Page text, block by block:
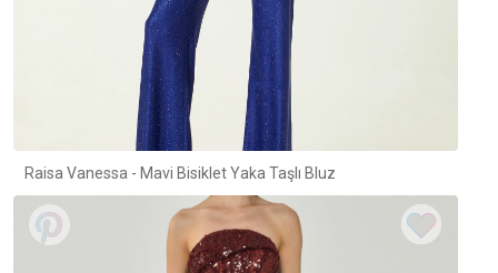
Raisa Vanessa - Mavi Bisiklet Yaka Taşlı Bluz